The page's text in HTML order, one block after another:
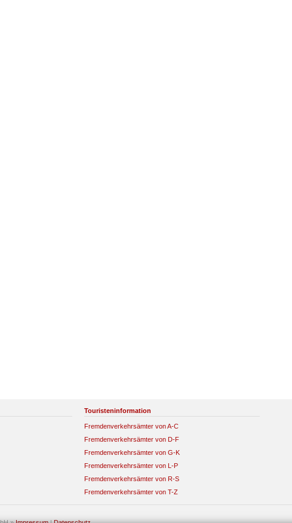
Touristeninformation
Fremdenverkehrsämter von A-C
Fremdenverkehrsämter von D-F
Fremdenverkehrsämter von G-K
Fremdenverkehrsämter von L-P
Fremdenverkehrsämter von R-S
Fremdenverkehrsämter von T-Z